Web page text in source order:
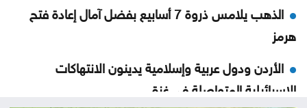
الذهب يلامس ذروة 7 أسابيع بفضل آمال إعادة فتح
هرمز
الأردن ودول عربية وإسلامية يدينون الانتهاكات
الإسرائيلية المتواصلة في غزة